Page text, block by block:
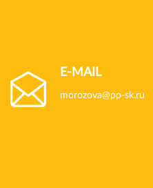
E-MAIL
morozova@pp-sk.ru